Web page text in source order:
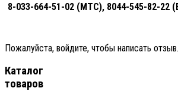
8-033-664-51-02 (МТС), 8044-545-82-22
Пожалуйста, войдите, чтобы написать отзыв.
Каталог
товаров